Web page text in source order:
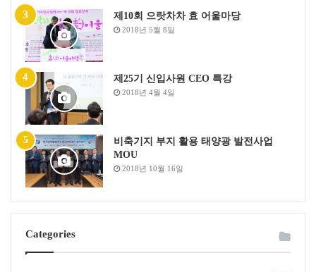
제10회 으랏차차 효 어울마당
2018년 5월 8일
제25기 신입사원 CEO 특강
2018년 4월 4일
비축기지 부지 활용 태양광 발전사업
MOU
2018년 10월 16일
Categories